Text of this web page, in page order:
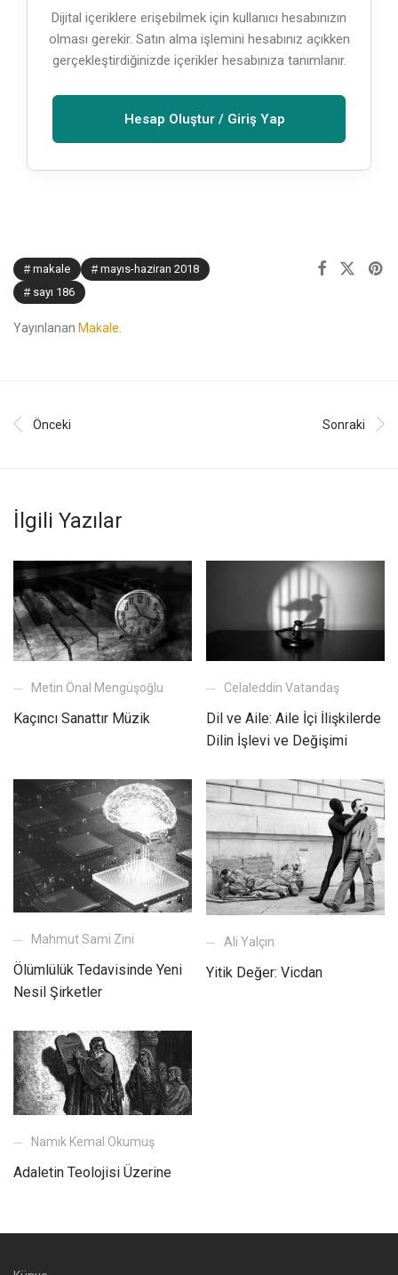
Dijital içeriklere erişebilmek için kullanıcı hesabınızın
olması gerekir. Satın alma işlemini hesabınız açıkken
gerçekleştirdiğinizde içerikler hesabınıza tanımlanır.
Hesap Oluştur / Giriş Yap
makale
mayıs-haziran 2018
sayı 186
Yayınlanan Makale
Önceki Sonraki
İlgili Yazılar
Metin Önal Mengüşoğlu
Kaçıncı Sanattır Müzik
Celaleddin Vatandaş
Dil ve Aile: Aile İçi İlişkilerde
Dilin İşlevi ve Değişimi
Mahmut Sami Zini
Ölümlülük Tedavisinde Yeni
Nesil Şirketler
Ali Yalçın
Yitik Değer: Vicdan
Namık Kemal Okumuş
Adaletin Teolojisi Üzerine